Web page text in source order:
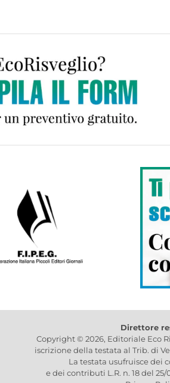
Direttore
Copyright © 2026, Editoriale Eco
iscrizione della testata al Trib. di
La testata usufruisce dei
e dei contributi L.R. n. 18 del